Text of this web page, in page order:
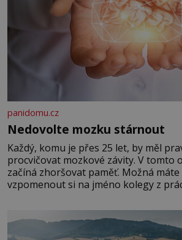
panidomu.cz
Nedovolte mozku stárnout
Každý, komu je přes 25 let, by měl
procvičovat mozkové závity. V tomto
začíná zhoršovat paměť. Možná
vzpomenout si na jméno kolegy z
Je to opravdu tak, s věkem jako
rozhodla stávkovat. Cvičte